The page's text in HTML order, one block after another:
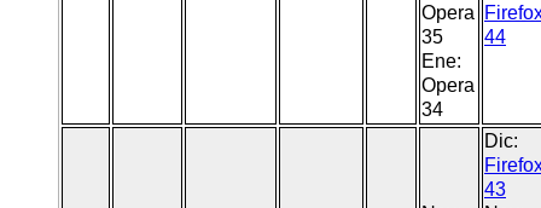
Opera
35
Ene:
Opera
34
44
Dic:
43